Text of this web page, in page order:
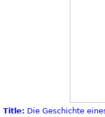
Title: Die Geschichte